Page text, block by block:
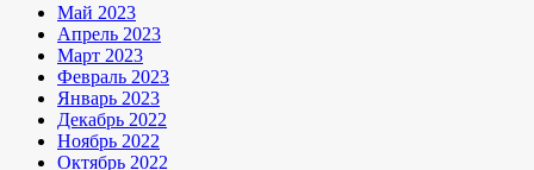
Май 2023
Апрель 2023
Март 2023
Февраль 2023
Январь 2023
Декабрь 2022
Ноябрь 2022
Октябрь 2022